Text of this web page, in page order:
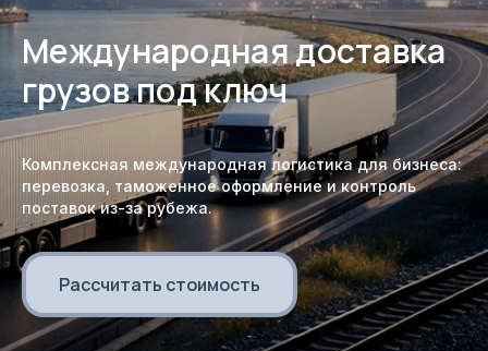
Международная доставка
грузов под ключ
Комплексная международная логистика для бизнеса:
перевозка, таможенное оформление и контроль
поставок из-за рубежа.
Рассчитать стоимость